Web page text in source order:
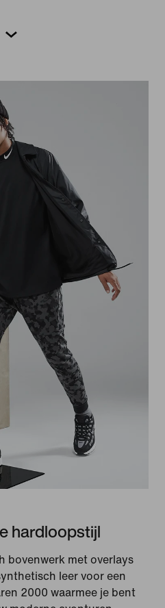
hardloopstijl
bovenwerk met overlays
leer voor een
2000 waarmee je bent